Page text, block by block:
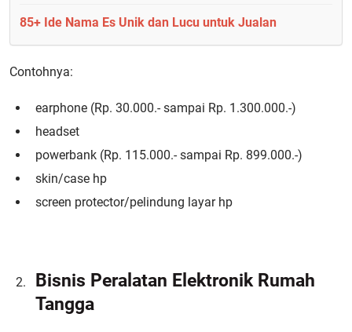
85+ Ide Nama Es Unik dan Lucu untuk Jualan
Contohnya:
earphone (Rp. 30.000.- sampai Rp. 1.300.000.-)
headset
powerbank (Rp. 115.000.- sampai Rp. 899.000.-)
skin/case hp
screen protector/pelindung layar hp
Bisnis Peralatan Elektronik Rumah
Tangga